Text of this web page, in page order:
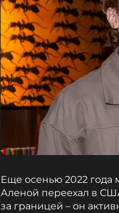
Еще осенью 2022 года
Аленой переехал в
за границей – он